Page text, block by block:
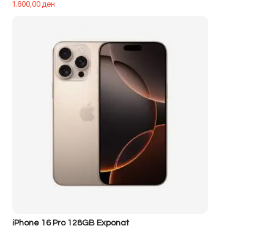
1.600,00ден
iPhone 16 Pro 128GB Exponat